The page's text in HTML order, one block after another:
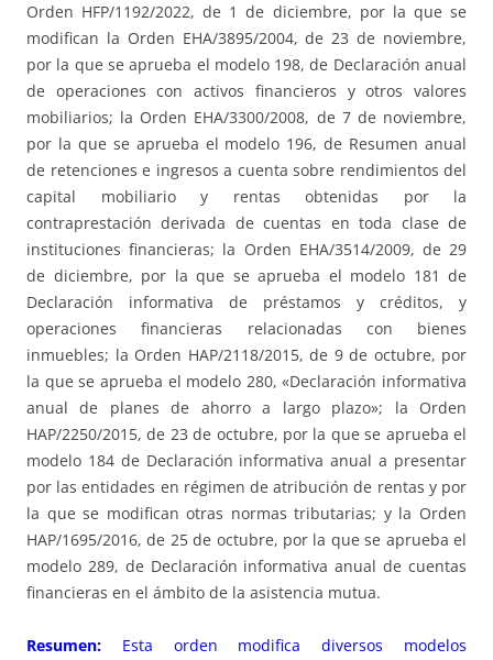
Orden HFP/1192/2022, de 1 de diciembre, por la que se
modifican la Orden EHA/3895/2004, de 23 de noviembre,
por la que se aprueba el modelo 198, de Declaración anual
de operaciones con activos financieros y otros valores
mobiliarios; la Orden EHA/3300/2008, de 7 de noviembre,
por la que se aprueba el modelo 196, de Resumen anual
de retenciones e ingresos a cuenta sobre rendimientos del
capital mobiliario y rentas obtenidas por la
contraprestación derivada de cuentas en toda clase de
instituciones financieras; la Orden EHA/3514/2009, de 29
de diciembre, por la que se aprueba el modelo 181 de
Declaración informativa de préstamos y créditos, y
operaciones financieras relacionadas con bienes
inmuebles; la Orden HAP/2118/2015, de 9 de octubre, por
la que se aprueba el modelo 280, «Declaración informativa
anual de planes de ahorro a largo plazo»; la Orden
HAP/2250/2015, de 23 de octubre, por la que se aprueba el
modelo 184 de Declaración informativa anual a presentar
por las entidades en régimen de atribución de rentas y por
la que se modifican otras normas tributarias; y la Orden
HAP/1695/2016, de 25 de octubre, por la que se aprueba el
modelo 289, de Declaración informativa anual de cuentas
financieras en el ámbito de la asistencia mutua.
Resumen: Esta orden modifica diversos modelos